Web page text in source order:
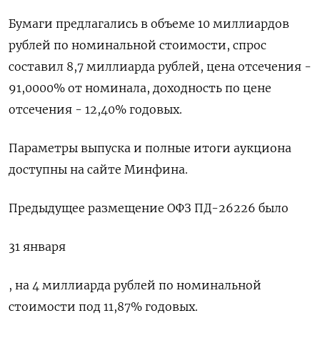
Бумаги предлагались в объеме 10 миллиардов
рублей по номинальной стоимости, спрос
составил 8,7 миллиарда рублей, цена отсечения -
91,0000% от номинала, доходность по цене
отсечения - 12,40% годовых.
Параметры выпуска и полные итоги аукциона
доступны на сайте Минфина.
Предыдущее размещение ОФЗ ПД-26226 было
31 января
, на 4 миллиарда рублей по номинальной
стоимости под 11,87% годовых.